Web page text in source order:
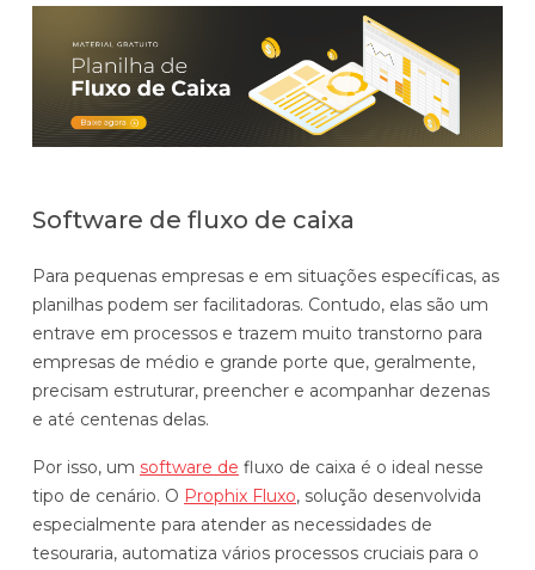
Software de fluxo de caixa
Para pequenas empresas e em situações específicas, as
planilhas podem ser facilitadoras. Contudo, elas são um
entrave em processos e trazem muito transtorno para
empresas de médio e grande porte que, geralmente,
precisam estruturar, preencher e acompanhar dezenas
e até centenas delas.
Por isso, um software de fluxo de caixa é o ideal nesse
tipo de cenário. O Prophix Fluxo, solução desenvolvida
especialmente para atender as necessidades de
tesouraria, automatiza vários processos cruciais para o